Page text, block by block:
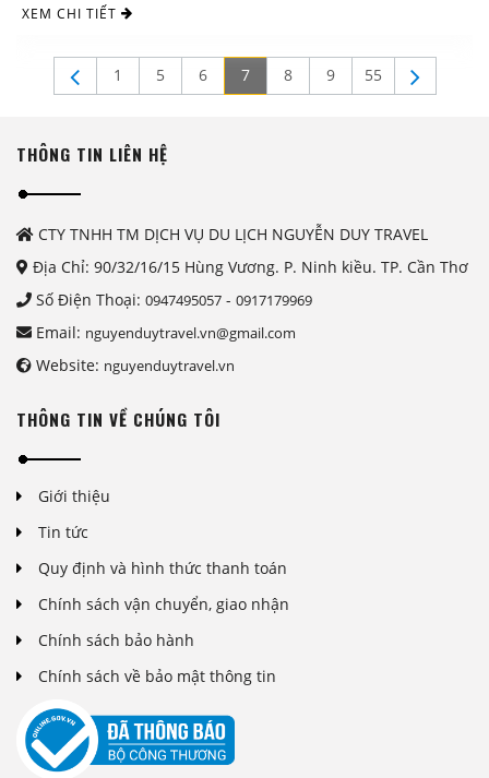
nghiệm cho thuê xe đi Đà ...
XEM CHI TIẾT
1 5 6 7 8 9 55
THÔNG TIN LIÊN HỆ
CTY TNHH TM DỊCH VỤ DU LỊCH NGUYỄN DUY TRAVEL
Địa Chỉ: 90/32/16/15 Hùng Vương. P. Ninh kiều. TP. Cần Thơ
Số Điện Thoại: 0947495057 - 0917179969
Email: nguyenduytravel.vn@gmail.com
Website: nguyenduytravel.vn
THÔNG TIN VỀ CHÚNG TÔI
Giới thiệu
Tin tức
Quy định và hình thức thanh toán
Chính sách vận chuyển, giao nhận
Chính sách bảo hành
Chính sách về bảo mật thông tin